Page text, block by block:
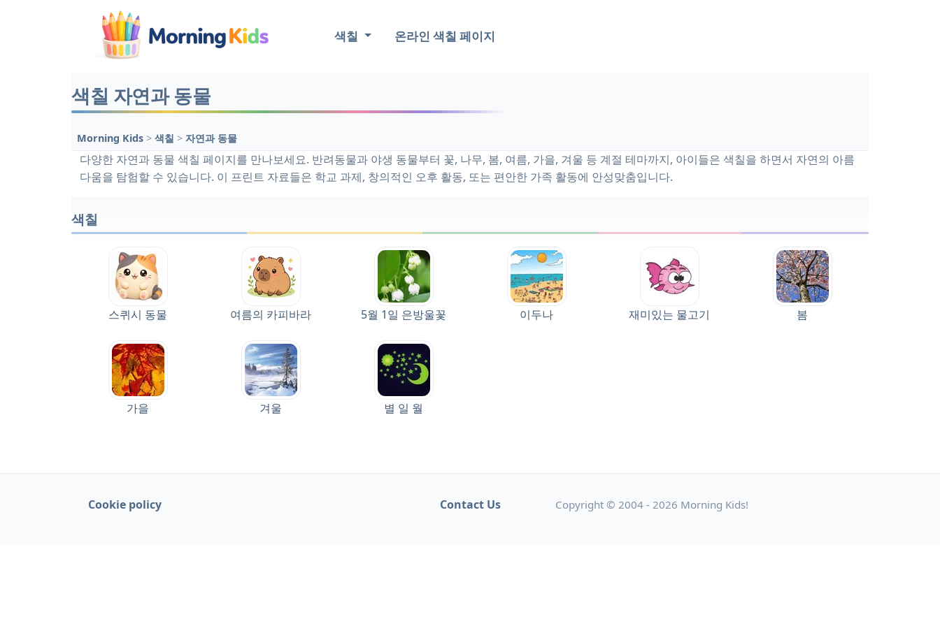
색칠 온라인 색칠 페이지
색칠 자연과 동물
Morning Kids > 색칠 > 자연과 동물
다양한 자연과 동물 색칠 페이지를 만나보세요. 반려동물과 야생 동물부터 꽃, 나무, 봄, 여름, 가을, 겨울 등 계절 테마까지, 아이들은 색칠을 하면서 자연의 아름
다움을 탐험할 수 있습니다. 이 프린트 자료들은 학교 과제, 창의적인 오후 활동, 또는 편안한 가족 활동에 안성맞춤입니다.
색칠
스퀴시 동물 여름의 카피바라 5월 1일 은방울꽃 이두나 재미있는 물고기 봄
가을 겨울 별 일 월
Cookie policy Contact Us Copyright © 2004 - 2026 Morning Kids!